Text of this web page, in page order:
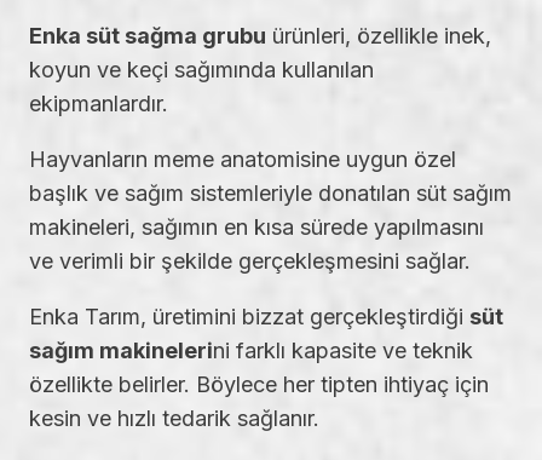
Enka süt sağma grubu ürünleri, özellikle inek,
koyun ve keçi sağımında kullanılan
ekipmanlardır.
Hayvanların meme anatomisine uygun özel
başlık ve sağım sistemleriyle donatılan süt sağım
makineleri, sağımın en kısa sürede yapılmasını
ve verimli bir şekilde gerçekleşmesini sağlar.
Enka Tarım, üretimini bizzat gerçekleştirdiği süt
sağım makinelerini farklı kapasite ve teknik
özellikte belirler. Böylece her tipten ihtiyaç için
kesin ve hızlı tedarik sağlanır.